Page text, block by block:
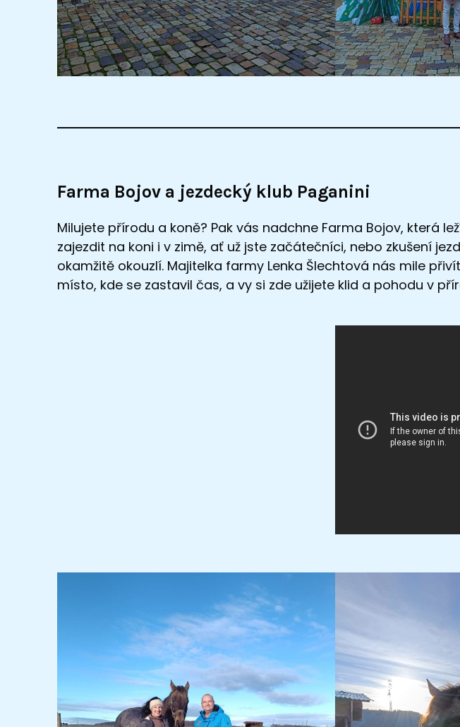
Farma Bojov a jezdecký klub Paganini
Milujete přírodu a koně? Pak vás nadchne Farma Bojov, která
zajezdit na koni i v zimě, ať už jste začátečníci, nebo zkušení
okamžitě okouzlí. Majitelka farmy Lenka Šlechtová nás mile
místo, kde se zastavil čas, a vy si zde užijete klid a pohodu v